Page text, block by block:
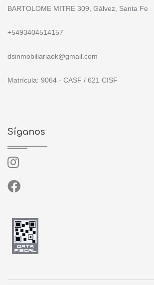
BARTOLOME MITRE 309, Gálvez, Santa Fe
+5493404514157
dsinmobiliariaok@gmail.com
Matrícula: 9064 - CASF / 621 CISF
Síganos